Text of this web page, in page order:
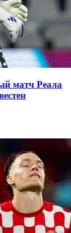
матч Реала